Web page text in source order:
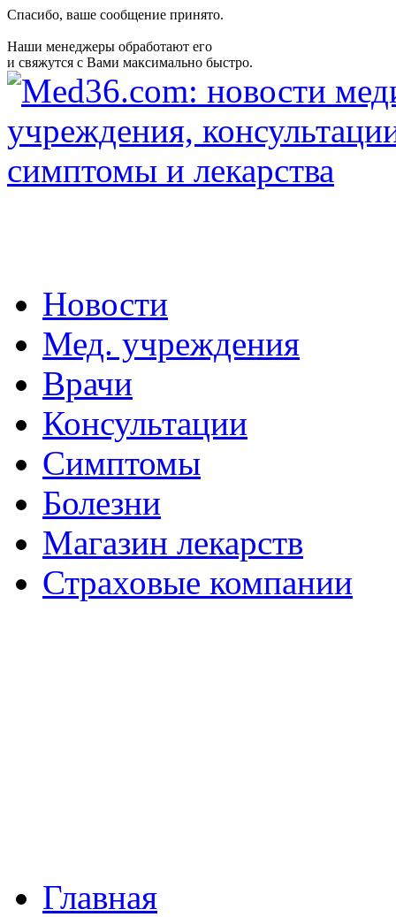
Спасибо, ваше сообщение принято.
Наши менеджеры обработают его
и свяжутся с Вами максимально быстро.
Новости
Мед. учреждения
Врачи
Консультации
Симптомы
Болезни
Магазин лекарств
Страховые компании
Главная